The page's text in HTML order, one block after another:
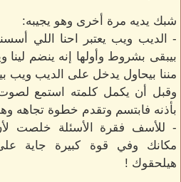
شبك يديه مرة أخرى وهو يجيبه:
- الديب ويب يعتبر احنا اللي
بيبقى بشروط وأولها إنه ينضم
مننا بيحاول يدخل على الديب ويب
وقبل أن يكمل كلمته استمع
بأذنه فابتسم وتقدم خطوة تجاهه
- للأسف فقرة الأسئلة خلصت
مكانك وفي قوة كبيرة جاية
هيلحقوك !